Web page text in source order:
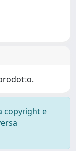
copyright e